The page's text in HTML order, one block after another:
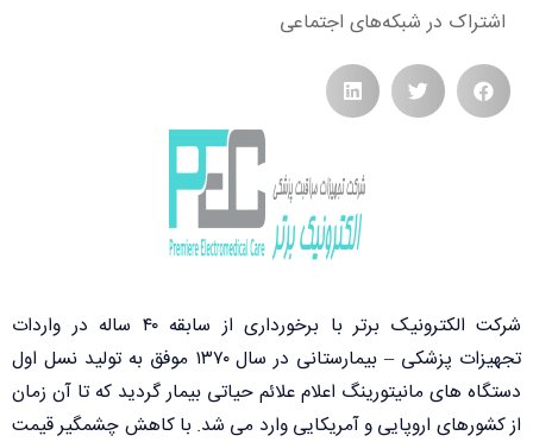
اشتراک در شبکه‌های اجتماعی
شرکت الکترونیک برتر با برخورداری از سابقه ۴۰ ساله در واردات
تجهیزات پزشکی – بیمارستانی در سال ۱۳۷۰ موفق به تولید نسل اول
دستگاه های مانیتورینگ اعلام علائم حیاتی بیمار گردید که تا آن زمان
از کشورهای اروپایی و آمریکایی وارد می شد. با کاهش چشمگیر قیمت